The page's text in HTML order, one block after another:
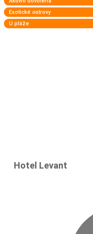
Exotické ostrovy
U pláže
Hotel Levant